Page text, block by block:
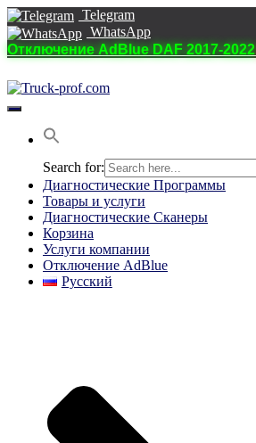
Telegram
WhatsApp
Отключение AdBlue DAF 2017-2022
Переключить
навигацию
Search for:
Диагностические Программы
Товары и услуги
Диагностические Сканеры
Корзина
Услуги компании
Отключение AdBlue
Русский